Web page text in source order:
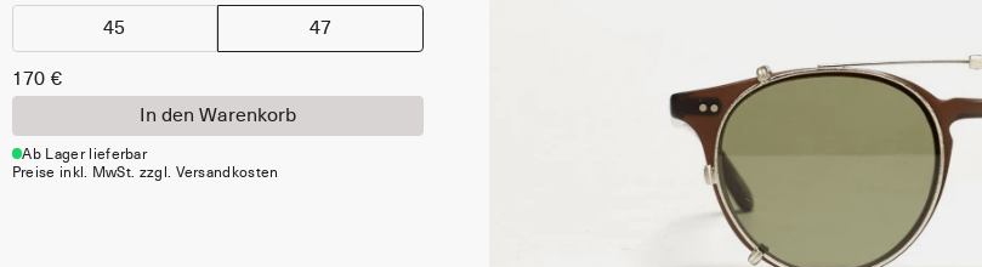
45 47
170 €
In den Warenkorb
Ab Lager lieferbar
Preise inkl. MwSt. zzgl. Versandkosten